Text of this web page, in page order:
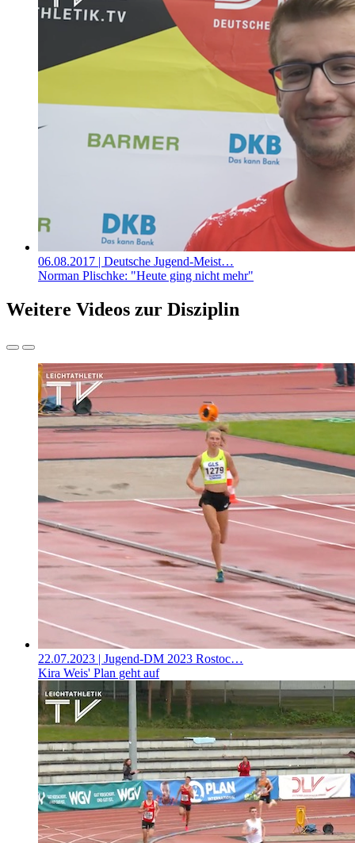
06.08.2017 | Deutsche Jugend-Meist…
Norman Plischke: "Heute ging nicht mehr"
Weitere Videos zur Disziplin
22.07.2023 | Jugend-DM 2023 Rostoc…
Kira Weis' Plan geht auf